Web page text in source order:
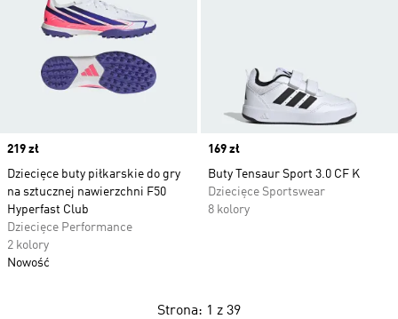
Price
219 zł
Dziecięce buty piłkarskie do gry
na sztucznej nawierzchni F50
Hyperfast Club
Dziecięce Performance
2 kolory
Nowość
Price
169 zł
Buty Tensaur Sport 3.0 CF K
Dziecięce Sportswear
8 kolory
Strona: 1 z 39